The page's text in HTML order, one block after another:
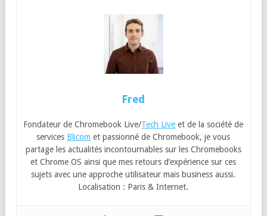
Fred
Fondateur de Chromebook Live/Tech Live et de la société de
services Blicom et passionné de Chromebook, je vous
partage les actualités incontournables sur les Chromebooks
et Chrome OS ainsi que mes retours d’expérience sur ces
sujets avec une approche utilisateur mais business aussi.
Localisation : Paris & Internet.